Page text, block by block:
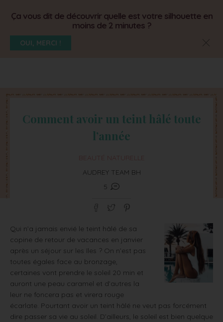
Ça vous dit de découvrir quelle est votre silhouette en
moins de 2 minutes ?
OUI, MERCI !
Comment avoir un teint hâlé toute
l’année
AUDREY TEAM BH
5
Qui n’a jamais envié le teint hâlé de sa
copine de retour de vacances en janvier
après un séjour sur les îles ? On n’est pas
toutes égales face au bronzage,
certaines vont prendre le soleil 20 min et
auront une peau caramel et d’autres la
leur ne foncera pas et virera rouge
écarlate. Pourtant avoir un teint hâlé ne veut pas forcément
dire passer sa vie au soleil. D’ailleurs, le soleil est bien quelque